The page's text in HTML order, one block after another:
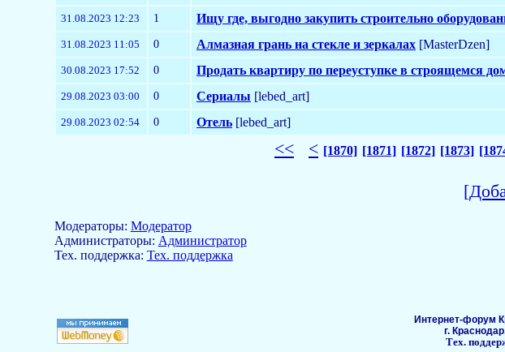
31.08.2023 12:23 1 Ищу где, выгодно закупить строительно
31.08.2023 11:05 0 Алмазная грань на стекле и зеркалах [MasterDzen]
30.08.2023 17:52 0 Продать квартиру по переуступке в строящемся
29.08.2023 03:00 0 Сериалы [lebed_art]
29.08.2023 02:54 0 Отель [lebed_art]
<< < [1870] [1871] [1872] [1873]
Модераторы: Модератор
Aдминистраторы: Администратор
Тех. поддержка: Тех. поддержка
Интернет-форум
г.
Тех.